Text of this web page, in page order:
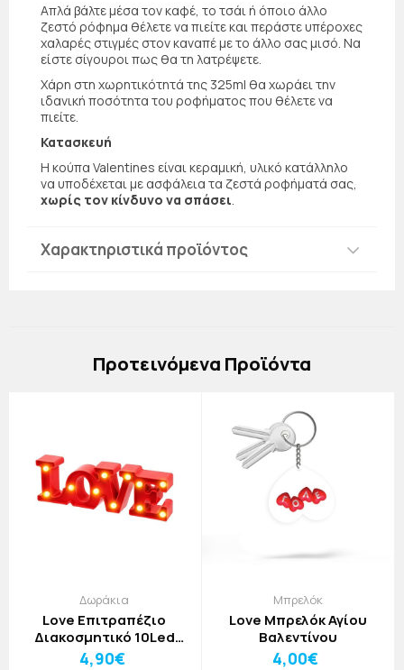
Απλά βάλτε μέσα τον καφέ, το τσάι ή όποιο άλλο
ζεστό ρόφημα θέλετε να πιείτε και περάστε υπέροχες
χαλαρές στιγμές στον καναπέ με το άλλο σας μισό. Να
είστε σίγουροι πως θα τη λατρέψετε.
Χάρη στη χωρητικότητά της 325ml θα χωράει την
ιδανική ποσότητα του ροφήματος που θέλετε να
πιείτε.
Κατασκευή
Η κούπα Valentines είναι κεραμική, υλικό κατάλληλο
να υποδέχεται με ασφάλεια τα ζεστά ροφήματά σας,
χωρίς τον κίνδυνο να σπάσει
Χαρακτηριστικά προϊόντος
Πρoτεινόμενα Προϊόντα
Δωράκια
Love Επιτραπέζιο
Διακοσμητικό 10Led
30x10,5x4cm Κόκκινο
4,90€
Μπρελόκ
Love Μπρελόκ Αγίου
Βαλεντίνου
4,00€